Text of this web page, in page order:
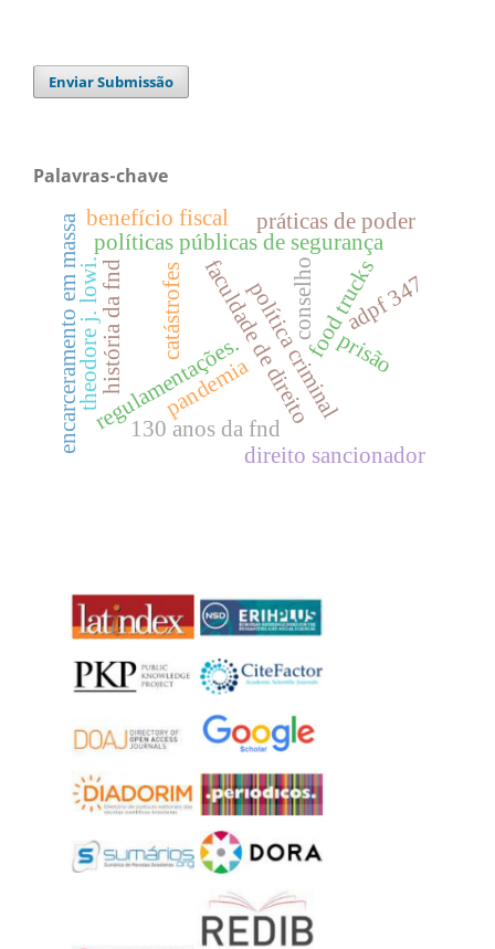
Enviar Submissão
Palavras-chave
food trucks
política criminal
políticas públicas de segurança
faculdade de direito
regulamentações.
práticas de poder
catástrofes conselho
história da fnd
130 anos da fnd
direito sancionador
encarceramento em massatheodore j. lowi.
benefício fiscal
adpf 347
prisão
pandemia